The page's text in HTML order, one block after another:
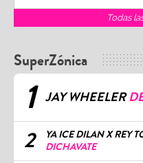
Todas
SuperZónica
1 JAY WHEELER
2
YA ICE DILAN X REY
DICHAVATE